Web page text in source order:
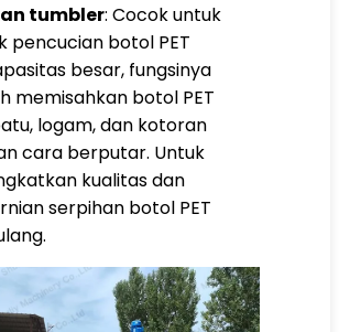
tumbler: Cocok untuk
pencucian botol PET
besar, fungsinya
memisahkan botol PET
logam, dan kotoran
cara berputar. Untuk
kualitas dan
serpihan botol PET